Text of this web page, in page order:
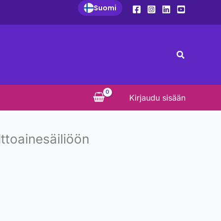
Suomi
Search
Kirjaudu sisään